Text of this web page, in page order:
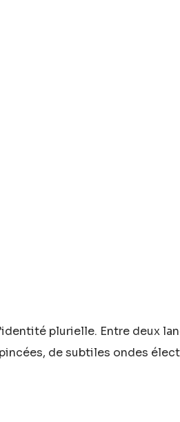
plurielle. Entre deux
de subtiles ondes